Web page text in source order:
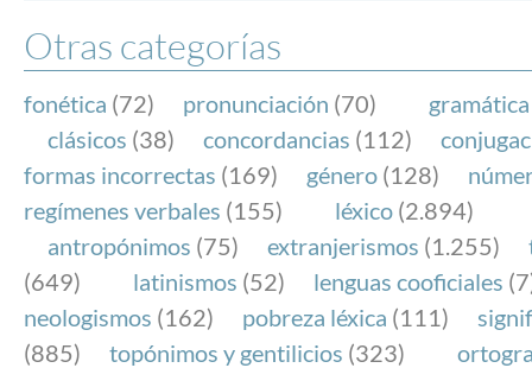
FundéuRAE es una fundación patrocinada por la
y la Real Academia Española, cuyo objetivo es
el buen uso del español en los medios de
Internet.
Otras categorías
fonética (72) pronunciación (70) gramática
clásicos (38) concordancias (112)
formas incorrectas (169) género (128)
regímenes verbales (155) léxico (2.894)
antropónimos (75) extranjerismos (1.255)
(649)
latinismos (52) lenguas cooficiales
neologismos (162) pobreza léxica (111)
(885)
topónimos y gentilicios (323)